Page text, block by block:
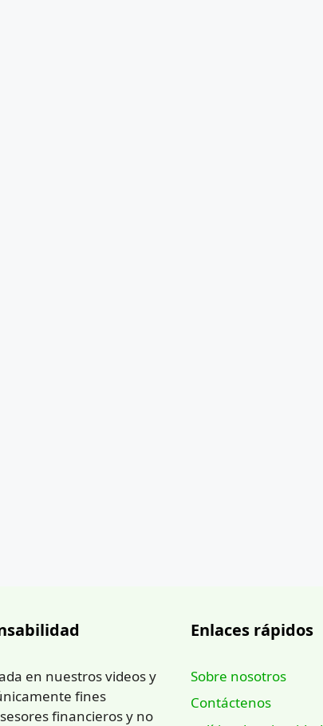
en nuestros videos y
fines
financieros y no
Enlaces rápidos
Sobre nosotros
Contáctenos